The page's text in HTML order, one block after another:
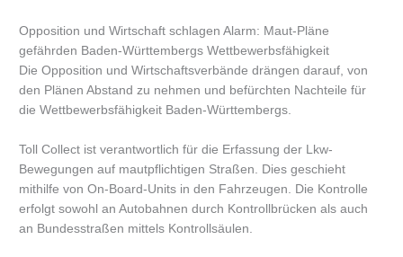
Opposition und Wirtschaft schlagen Alarm: Maut-Pläne
gefährden Baden-Württembergs Wettbewerbsfähigkeit
Die Opposition und Wirtschaftsverbände drängen darauf, von
den Plänen Abstand zu nehmen und befürchten Nachteile für
die Wettbewerbsfähigkeit Baden-Württembergs.
Toll Collect ist verantwortlich für die Erfassung der Lkw-
Bewegungen auf mautpflichtigen Straßen. Dies geschieht
mithilfe von On-Board-Units in den Fahrzeugen. Die Kontrolle
erfolgt sowohl an Autobahnen durch Kontrollbrücken als auch
an Bundesstraßen mittels Kontrollsäulen.